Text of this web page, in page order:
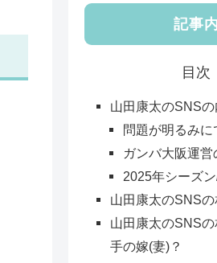
記事
目次
山田康太のSNSの
問題が明るみに
ガンバ大阪運営
2025年シーズ
山田康太のSNS
山田康太のSNS
手の嫁(妻)？